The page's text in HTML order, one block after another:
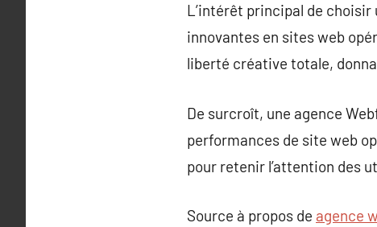
L’intérêt principal de
innovantes en sites web
liberté créative totale,
De surcroît, une agence
performances de site web
pour retenir l’attention des
Source à propos de agence